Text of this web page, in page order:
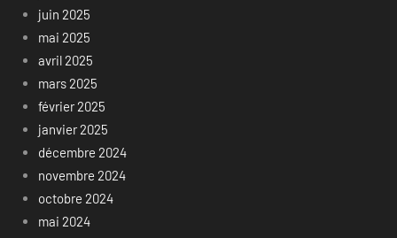
juin 2025
mai 2025
avril 2025
mars 2025
février 2025
janvier 2025
décembre 2024
novembre 2024
octobre 2024
mai 2024